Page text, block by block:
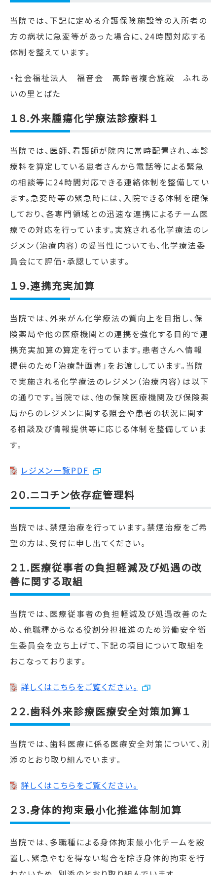
当院では、下記に定める介護保険施設等の入所者の
方の病状に急変等があった場合に、 24時間対応する
体制を整えています。
・社会福祉法人 福音会 高齢者複合施設 ふれあ
いの里とばた
１８.外来腫瘍化学療法診療料１
当院では、医師、看護師が院内に常時配置され、本診
療料を算定している患者さんから電話等による緊急
の相談等に24時間対応できる連絡体制を整備してい
ます。急変時等の緊急時には、入院できる体制を確保
しており、各専門領域との迅速な連携によるチーム医
療での対応を行っています。実施される化学療法のレ
ジメン（治療内容）の妥当性についても、化学療法委
員会にて評価・承認しています。
１９.連携充実加算
当院では、外来がん化学療法の質向上を目指し、保
険薬局や他の医療機関との連携を強化する目的で連
携充実加算の算定を行っています。患者さんへ情報
提供のため「治療計画書」をお渡ししています。当院
で実施される化学療法のレジメン（治療内容）は以下
の通りです。当院では、他の保険医療機関及び保険薬
局からのレジメンに関する照会や患者の状況に関す
る相談及び情報提供等に応じる体制を整備していま
す。
レジメン一覧PDF
２０.ニコチン依存症管理料
当院では、禁煙治療を行っています。禁煙治療をご希
望の方は、受付に申し出てください。
２１.医療従事者の負担軽減及び処遇の改
善に関する取組
当院では、医療従事者の負担軽減及び処遇改善のた
め、他職種からなる役割分担推進のため労働安全衛
生委員会を立ち上げて、下記の項目について取組を
おこなっております。
詳しくはこちらをご覧ください。
２２.歯科外来診療医療安全対策加算１
当院では、歯科医療に係る医療安全対策について、別
添のとおり取り組んでいます。
詳しくはこちらをご覧ください。
２３.身体的拘束最小化推進体制加算
当院では、多職種による身体拘束最小化チームを設
置し、緊急やむを得ない場合を除き身体的拘束を行